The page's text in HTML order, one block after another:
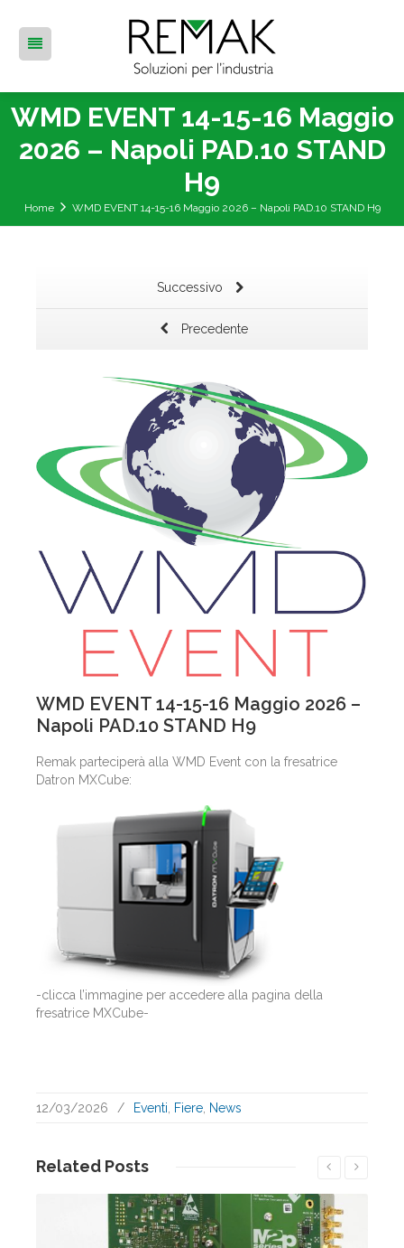
WMD EVENT 14-15-16 Maggio
2026 – Napoli PAD.10 STAND
H9
Home WMD EVENT 14-15-16 Maggio 2026 – Napoli PAD.10 STAND H9
Successivo
Precedente
WMD EVENT 14-15-16 Maggio 2026 –
Napoli PAD.10 STAND H9
Remak parteciperà alla WMD Event con la fresatrice
Datron MXCube:
-clicca l’immagine per accedere alla pagina della
fresatrice MXCube-
12/03/2026 / Eventi, Fiere, News
Related Posts